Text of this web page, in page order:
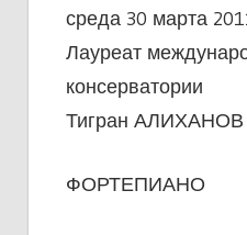
среда 30 марта
Лауреат
консерватории
Тигран АЛИХАНОВ
ФОРТЕПИАНО